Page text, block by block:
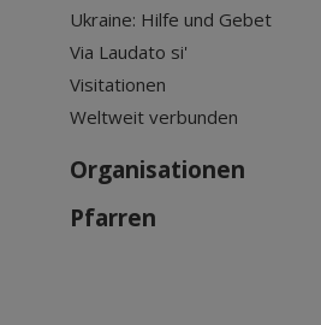
Ukraine: Hilfe und Gebet
Via Laudato si'
Visitationen
Weltweit verbunden
Organisationen
Pfarren